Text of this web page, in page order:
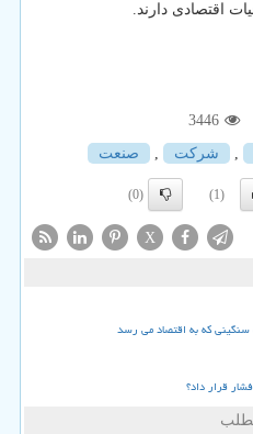
اقتصادی دارند.
3446
شركت صنعت
(1)
(0)
X
که به اقتصاد می رسد
قرار داد؟